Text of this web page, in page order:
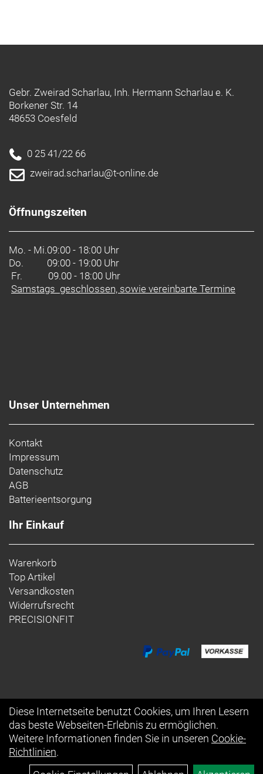
Gebr. Zweirad Scharlau, Inh. Hermann Scharlau e. K.
Borkener Str. 14
48653 Coesfeld
0 25 41/22 66
zweirad.scharlau@t-online.de
Öffnungszeiten
Mo. - Mi.09:00 - 18:00 Uhr
Do.
09:00 - 19:00 Uhr
Fr. 09.00 - 18:00 Uhr
Samstags geschlossen, sowie vereinbarte Termine
Unser Unternehmen
Kontakt
Impressum
Datenschutz
AGB
Batterieentsorgung
Ihr Einkauf
Warenkorb
Top Artikel
Versandkosten
Widerrufsrecht
PRECISIONFIT
Diese Internetseite benutzt Cookies, um Ihren Lesern
das beste Webseiten-Erlebnis zu ermöglichen.
Weitere Informationen finden Sie in unseren Cookie-
Richtlinien.
Auftrag widerrufen